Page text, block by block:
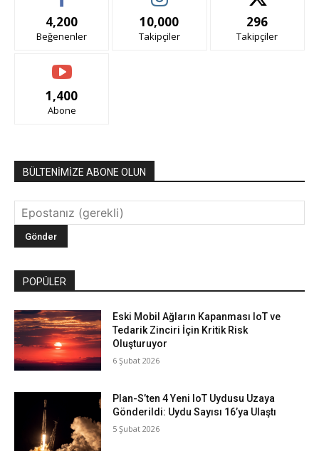
4,200
Beğenenler
10,000
Takipçiler
296
Takipçiler
1,400
Abone
BÜLTENİMİZE ABONE OLUN
POPÜLER
Eski Mobil Ağların Kapanması IoT ve
Tedarik Zinciri İçin Kritik Risk
Oluşturuyor
6 Şubat 2026
Plan-S’ten 4 Yeni IoT Uydusu Uzaya
Gönderildi: Uydu Sayısı 16’ya Ulaştı
5 Şubat 2026